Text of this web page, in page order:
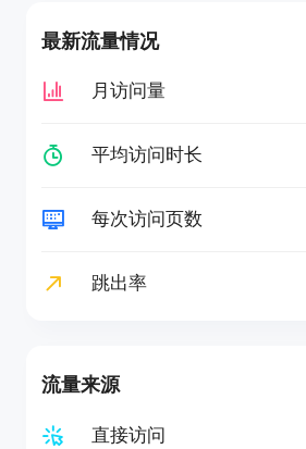
最新流量情况
月访问量
平均访问时长
每次访问页数
跳出率
流量来源
直接访问